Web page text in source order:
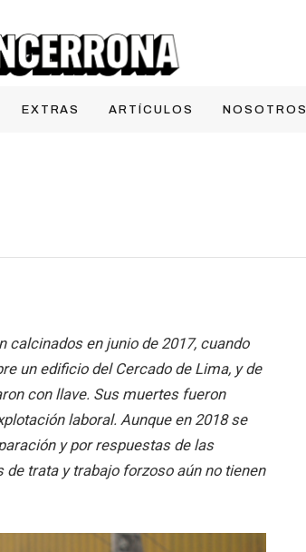
EXTRAS ARTÍCULOS NOSOTROS
en junio de 2017, cuando
un edificio del Cercado de Lima, y de
con llave. Sus muertes fueron
laboral. Aunque en 2018 se
y por respuestas de las
trata y trabajo forzoso aún no tienen